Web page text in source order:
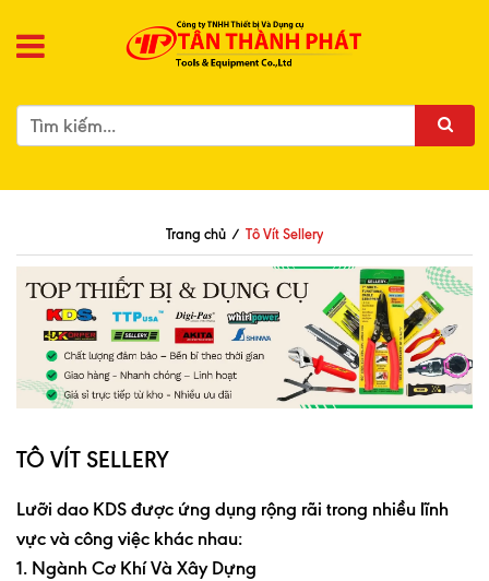
Trang chủ / Tô Vít Sellery
TÔ VÍT SELLERY
Lưỡi dao KDS được ứng dụng rộng rãi trong nhiều lĩnh
vực và công việc khác nhau:
1. Ngành Cơ Khí Và Xây Dựng